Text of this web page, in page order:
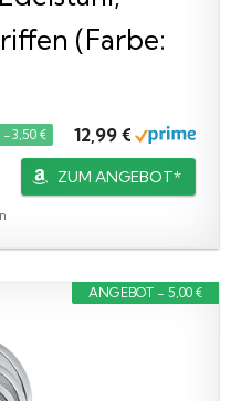
(Farbe:
−3,50 € 12,99 €
ZUM ANGEBOT*
ANGEBOT - 5,00 €